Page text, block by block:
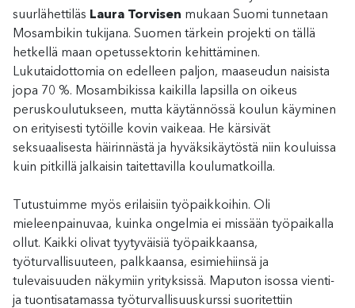
suurlähettiläs Laura Torvisen mukaan Suomi tunnetaan
Mosambikin tukijana. Suomen tärkein projekti on tällä
hetkellä maan opetussektorin kehittäminen.
Lukutaidottomia on edelleen paljon, maaseudun naisista
jopa 70 %. Mosambikissa kaikilla lapsilla on oikeus
peruskoulutukseen, mutta käytännössä koulun käyminen
on erityisesti tytöille kovin vaikeaa. He kärsivät
seksuaalisesta häirinnästä ja hyväksikäytöstä niin kouluissa
kuin pitkillä jalkaisin taitettavilla koulumatkoilla.
Tutustuimme myös erilaisiin työpaikkoihin. Oli
mieleenpainuvaa, kuinka ongelmia ei missään työpaikalla
ollut. Kaikki olivat tyytyväisiä työpaikkaansa,
työturvallisuuteen, palkkaansa, esimiehiinsä ja
tulevaisuuden näkymiin yrityksissä. Maputon isossa vienti-
ja tuontisatamassa työturvallisuuskurssi suoritettiin